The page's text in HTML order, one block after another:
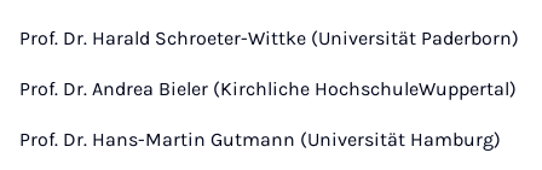
Prof. Dr. Harald Schroeter-Wittke (Universität Paderborn)
Prof. Dr. Andrea Bieler (Kirchliche HochschuleWuppertal)
Prof. Dr. Hans-Martin Gutmann (Universität Hamburg)